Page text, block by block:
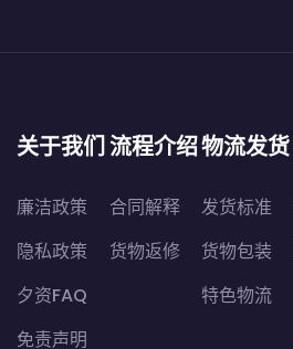
关于我们
廉洁政策
隐私政策
夕资FAQ
免责声明
流程介绍
合同解释
货物返修
物流发货
发货标准
货物包装
特色物流